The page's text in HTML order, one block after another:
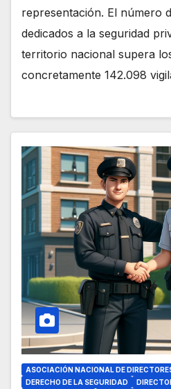
representación. El número
dedicados a la seguridad
territorio nacional supera
concretamente 142.098
ASOCIACIÓN NACIONAL DE
DERECHO DE LA SEGURIDAD